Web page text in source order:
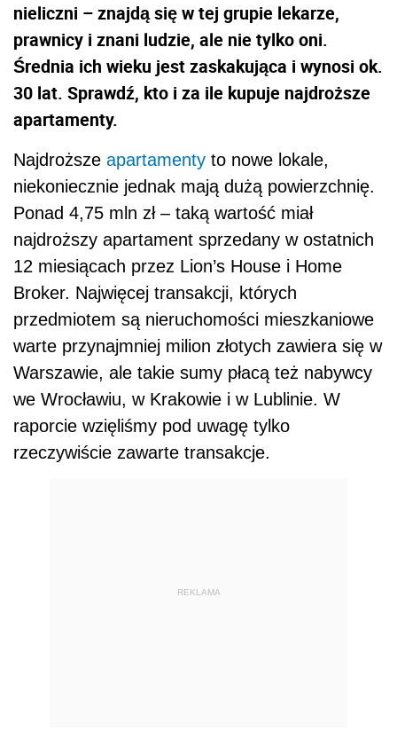
nieliczni – znajdą się w tej grupie lekarze,
prawnicy i znani ludzie, ale nie tylko oni.
Średnia ich wieku jest zaskakująca i wynosi ok.
30 lat. Sprawdź, kto i za ile kupuje najdroższe
apartamenty.
Najdroższe apartamenty to nowe lokale,
niekoniecznie jednak mają dużą powierzchnię.
Ponad 4,75 mln zł – taką wartość miał
najdroższy apartament sprzedany w ostatnich
12 miesiącach przez Lion’s House i Home
Broker. Najwięcej transakcji, których
przedmiotem są nieruchomości mieszkaniowe
warte przynajmniej milion złotych zawiera się w
Warszawie, ale takie sumy płacą też nabywcy
we Wrocławiu, w Krakowie i w Lublinie. W
raporcie wzięliśmy pod uwagę tylko
rzeczywiście zawarte transakcje.
REKLAMA